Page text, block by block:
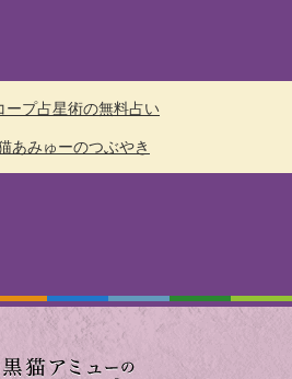
ープ占星術の無料占い
あみゅーのつぶやき